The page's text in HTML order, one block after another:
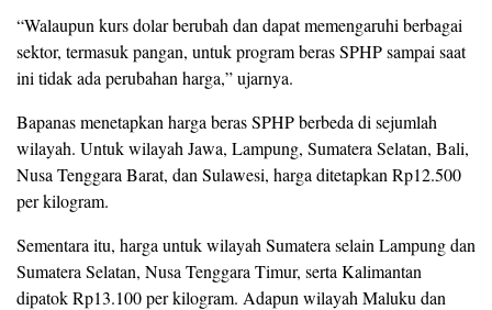
“Walaupun kurs dolar berubah dan dapat memengaruhi berbagai
sektor, termasuk pangan, untuk program beras SPHP sampai saat
ini tidak ada perubahan harga,” ujarnya.
Bapanas menetapkan harga beras SPHP berbeda di sejumlah
wilayah. Untuk wilayah Jawa, Lampung, Sumatera Selatan, Bali,
Nusa Tenggara Barat, dan Sulawesi, harga ditetapkan Rp12.500
per kilogram.
Sementara itu, harga untuk wilayah Sumatera selain Lampung dan
Sumatera Selatan, Nusa Tenggara Timur, serta Kalimantan
dipatok Rp13.100 per kilogram. Adapun wilayah Maluku dan